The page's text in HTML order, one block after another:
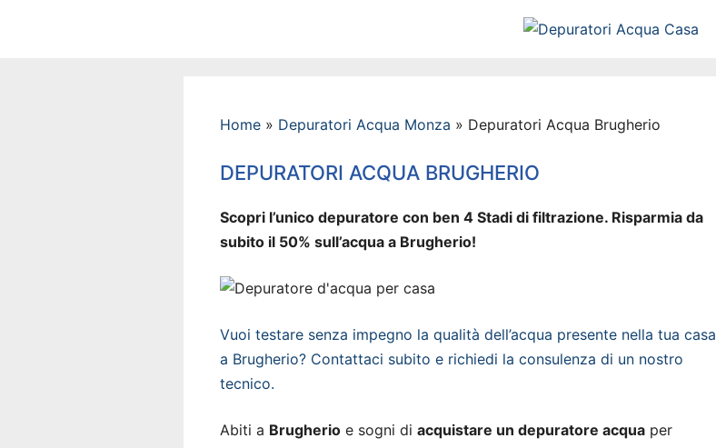
Home » Depuratori Acqua Monza » Depuratori Acqua Brugherio
DEPURATORI ACQUA BRUGHERIO
Scopri l’unico depuratore con ben 4 Stadi di filtrazione. Risparmia da
subito il 50% sull’acqua a Brugherio!
Vuoi testare senza impegno la qualità dell’acqua presente nella tua casa
a Brugherio? Contattaci subito e richiedi la consulenza di un nostro
tecnico.
Abiti a Brugherio e sogni di acquistare un depuratore acqua per